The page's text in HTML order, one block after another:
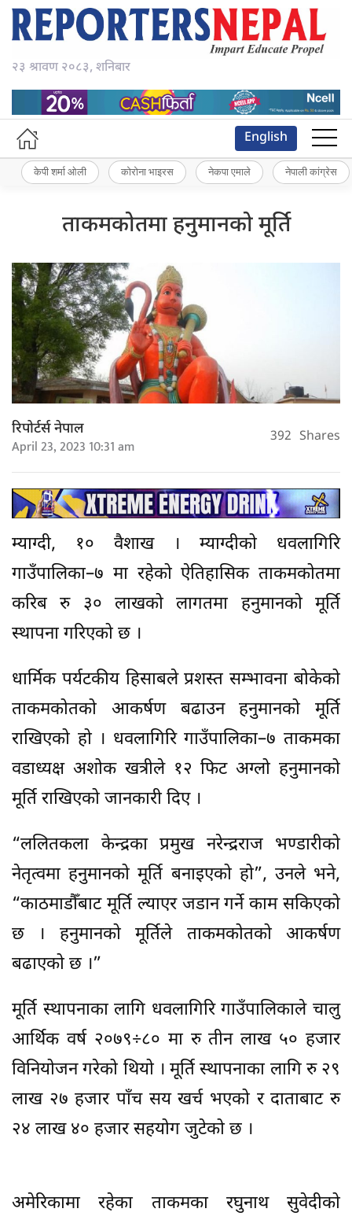
२३ श्रावण २०८३, शनिबार
English
केपी शर्मा ओली कोरोना भाइरस नेकपा एमाले नेपाली कांग्रेस
ताकमकोतमा हनुमानको मूर्ति
रिपोर्टर्स नेपाल
April 23, 2023 10:31 am 392 Shares
म्याग्दी, १० वैशाख । म्याग्दीको धवलागिरि
गाउँपालिका–७ मा रहेको ऐतिहासिक ताकमकोतमा
करिब रु ३० लाखको लागतमा हनुमानको मूर्ति
स्थापना गरिएको छ ।
धार्मिक पर्यटकीय हिसाबले प्रशस्त सम्भावना बोकेको
ताकमकोतको आकर्षण बढाउन हनुमानको मूर्ति
राखिएको हो । धवलागिरि गाउँपालिका–७ ताकमका
वडाध्यक्ष अशोक खत्रीले १२ फिट अग्लो हनुमानको
मूर्ति राखिएको जानकारी दिए ।
“ललितकला केन्द्रका प्रमुख नरेन्द्रराज भण्डारीको
नेतृत्वमा हनुमानको मूर्ति बनाइएको हो”, उनले भने,
“काठमाडौँबाट मूर्ति ल्याएर जडान गर्ने काम सकिएको
छ । हनुमानको मूर्तिले ताकमकोतको आकर्षण
बढाएको छ ।”
मूर्ति स्थापनाका लागि धवलागिरि गाउँपालिकाले चालु
आर्थिक वर्ष २०७९÷८० मा रु तीन लाख ५० हजार
विनियोजन गरेको थियो । मूर्ति स्थापनाका लागि रु २९
लाख २७ हजार पाँच सय खर्च भएको र दाताबाट रु
२४ लाख ४० हजार सहयोग जुटेको छ ।
अमेरिकामा रहेका ताकमका रघुनाथ सुवेदीको